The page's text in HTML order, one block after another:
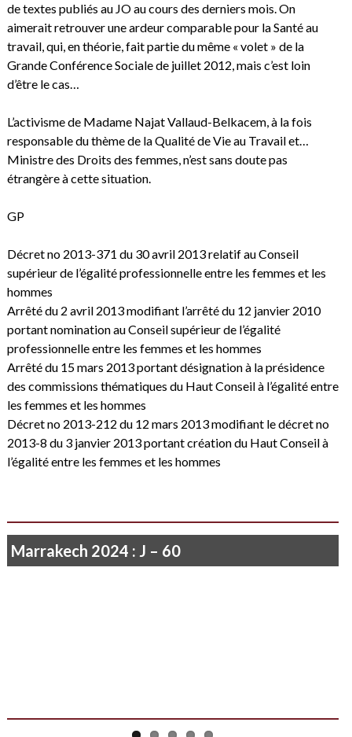
de textes publiés au JO au cours des derniers mois. On
aimerait retrouver une ardeur comparable pour la Santé au
travail, qui, en théorie, fait partie du même « volet » de la
Grande Conférence Sociale de juillet 2012, mais c’est loin
d’être le cas…
L’activisme de Madame Najat Vallaud-Belkacem, à la fois
responsable du thème de la Qualité de Vie au Travail et…
Ministre des Droits des femmes, n’est sans doute pas
étrangère à cette situation.
GP
Décret no 2013-371 du 30 avril 2013 relatif au Conseil
supérieur de l’égalité professionnelle entre les femmes et les
hommes
Arrêté du 2 avril 2013 modifiant l’arrêté du 12 janvier 2010
portant nomination au Conseil supérieur de l’égalité
professionnelle entre les femmes et les hommes
Arrêté du 15 mars 2013 portant désignation à la présidence
des commissions thématiques du Haut Conseil à l’égalité entre
les femmes et les hommes
Décret no 2013-212 du 12 mars 2013 modifiant le décret no
2013-8 du 3 janvier 2013 portant création du Haut Conseil à
l’égalité entre les femmes et les hommes
Marrakech 2024 : J – 60
Je ne vois rien que le soleil qui poudroie…